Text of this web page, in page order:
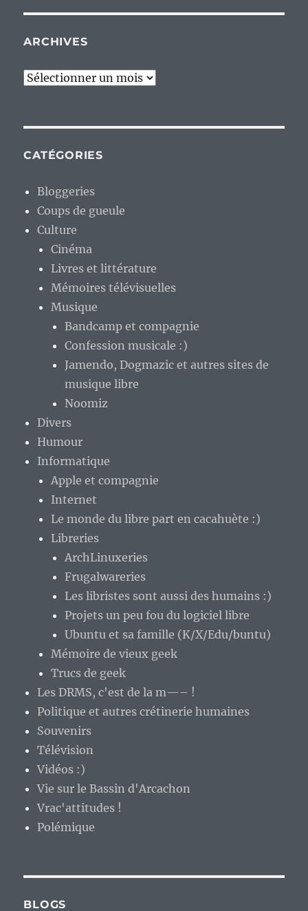
ARCHIVES
Archives
CATÉGORIES
Bloggeries
Coups de gueule
Culture
Cinéma
Livres et littérature
Mémoires télévisuelles
Musique
Bandcamp et compagnie
Confession musicale :)
Jamendo, Dogmazic et autres sites de
musique libre
Noomiz
Divers
Humour
Informatique
Apple et compagnie
Internet
Le monde du libre part en cacahuète :)
Libreries
ArchLinuxeries
Frugalwareries
Les libristes sont aussi des humains :)
Projets un peu fou du logiciel libre
Ubuntu et sa famille (K/X/Edu/buntu)
Mémoire de vieux geek
Trucs de geek
Les DRMS, c'est de la m—– !
Politique et autres crétinerie humaines
Souvenirs
Télévision
Vidéos :)
Vie sur le Bassin d'Arcachon
Vrac'attitudes !
Polémique
BLOGS